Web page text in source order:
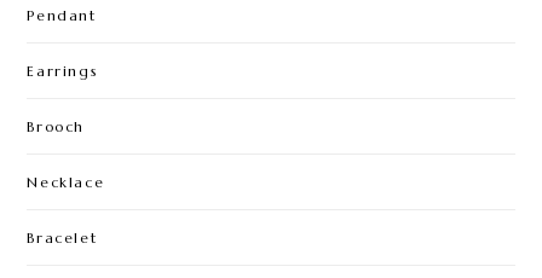
Pendant
Earrings
Brooch
Necklace
Bracelet